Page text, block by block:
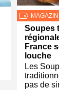
Soupes
France
louche
Les
pas de